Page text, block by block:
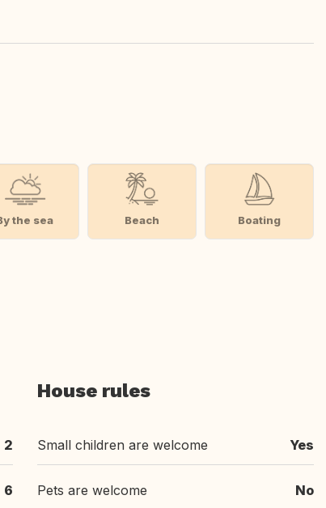
the sea Beach Boating
2
6
House rules
Small children are welcome Yes
Pets are welcome No